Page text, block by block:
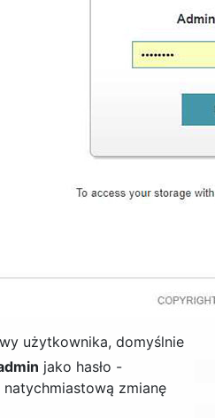
użytkownika, domyślnie
jako hasło -
zmianę